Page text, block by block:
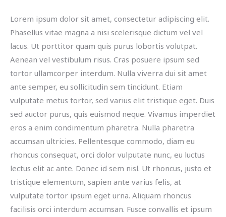
Lorem ipsum dolor sit amet, consectetur adipiscing elit.
Phasellus vitae magna a nisi scelerisque dictum vel vel
lacus. Ut porttitor quam quis purus lobortis volutpat.
Aenean vel vestibulum risus. Cras posuere ipsum sed
tortor ullamcorper interdum. Nulla viverra dui sit amet
ante semper, eu sollicitudin sem tincidunt. Etiam
vulputate metus tortor, sed varius elit tristique eget. Duis
sed auctor purus, quis euismod neque. Vivamus imperdiet
eros a enim condimentum pharetra. Nulla pharetra
accumsan ultricies. Pellentesque commodo, diam eu
rhoncus consequat, orci dolor vulputate nunc, eu luctus
lectus elit ac ante. Donec id sem nisl. Ut rhoncus, justo et
tristique elementum, sapien ante varius felis, at
vulputate tortor ipsum eget urna. Aliquam rhoncus
facilisis orci interdum accumsan. Fusce convallis et ipsum